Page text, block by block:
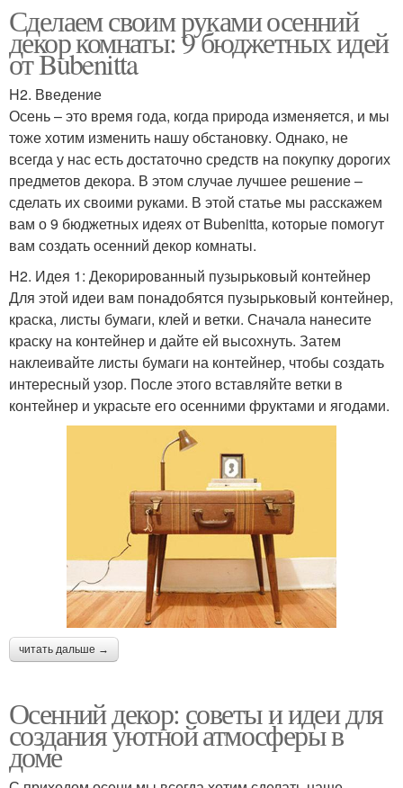
Сделаем своим руками осенний
декор комнаты: 9 бюджетных идей
от Bubenitta
H2. Введение
Осень – это время года, когда природа изменяется, и мы
тоже хотим изменить нашу обстановку. Однако, не
всегда у нас есть достаточно средств на покупку дорогих
предметов декора. В этом случае лучшее решение –
сделать их своими руками. В этой статье мы расскажем
вам о 9 бюджетных идеях от Bubenitta, которые помогут
вам создать осенний декор комнаты.
H2. Идея 1: Декорированный пузырьковый контейнер
Для этой идеи вам понадобятся пузырьковый контейнер,
краска, листы бумаги, клей и ветки. Сначала нанесите
краску на контейнер и дайте ей высохнуть. Затем
наклеивайте листы бумаги на контейнер, чтобы создать
интересный узор. После этого вставляйте ветки в
контейнер и украсьте его осенними фруктами и ягодами.
читать дальше →
Осенний декор: советы и идеи для
создания уютной атмосферы в
доме